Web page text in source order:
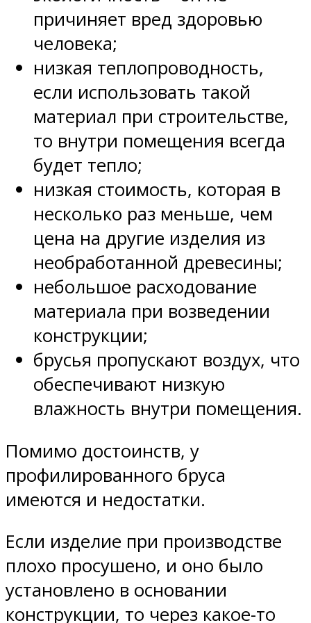
причиняет вред здоровью
человека;
низкая теплопроводность,
если использовать такой
материал при строительстве,
то внутри помещения всегда
будет тепло;
низкая стоимость, которая в
несколько раз меньше, чем
цена на другие изделия из
необработанной древесины;
небольшое расходование
материала при возведении
конструкции;
брусья пропускают воздух, что
обеспечивают низкую
влажность внутри помещения.
Помимо достоинств, у
профилированного бруса
имеются и недостатки.
Если изделие при производстве
плохо просушено, и оно было
установлено в основании
конструкции, то через какое-то